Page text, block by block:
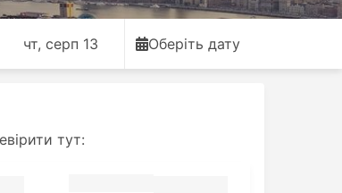
чт, серп 13 Оберіть дату
тут: